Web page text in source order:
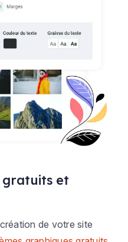
gratuits et
de votre site